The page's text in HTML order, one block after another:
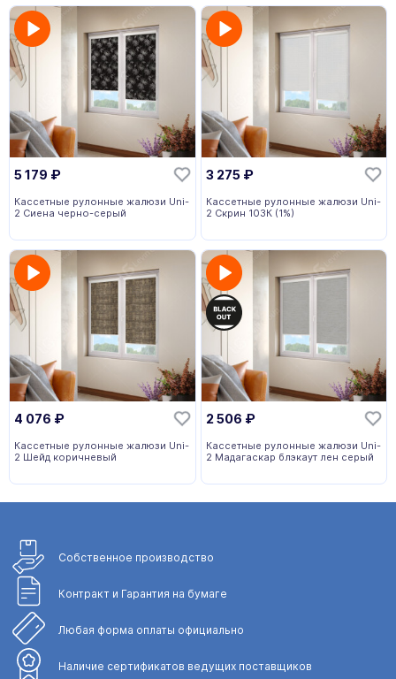
5 179 ₽
Кассетные рулонные жалюзи Uni-
2 Сиена черно-серый
3 275 ₽
Кассетные рулонные жалюзи Uni-
2 Скрин 103К (1%)
4 076 ₽
Кассетные рулонные жалюзи Uni-
2 Шейд коричневый
2 506 ₽
Кассетные рулонные жалюзи Uni-
2 Мадагаскар блэкаут лен серый
Собственное производство
Контракт и Гарантия на бумаге
Любая форма оплаты официально
Наличие сертификатов ведущих поставщиков